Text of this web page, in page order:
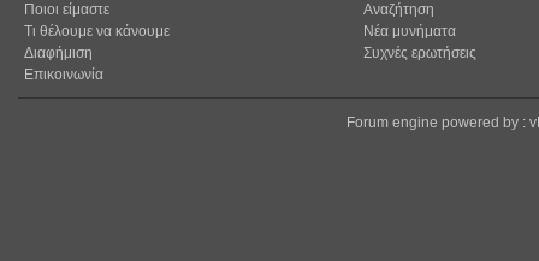
Ποιοι είμαστε
Τι θέλουμε να κάνουμε
Διαφήμιση
Επικοινωνία
Αναζήτηση
Νέα μυνήματα
Συχνές ερωτήσεις
Forum engine powered by :